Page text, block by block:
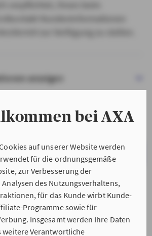
bei AXA
auf unserer Website werden
für die ordnungsgemäße
zur Verbesserung der
des Nutzungsverhaltens,
für das Kunde wirbt Kunde-
Programme sowie für
Insgesamt werden Ihre Daten
weitere Verantwortliche
anzeigen
& WEITER